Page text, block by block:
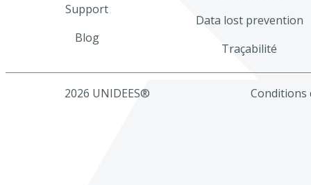
Support
Blog
Data lost prevention
Traçabilité
2026 UNIDEES® Conditions